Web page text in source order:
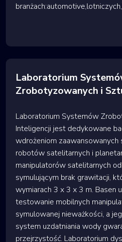
Laboratorium
Zrobotyzowanych i
Laboratorium Systemów
Inteligencji jest dedykowane
wdrożeniom
robotów satelitarnych i
manipulatorów satelitarnych
symulującym brak grawitacji,
wymiarach 3 x 3 x 3 m. Basen
testowanie mobilnych
symulowanej nieważkości, a
system uzdatniania wody
przejrzystość. Laboratorium